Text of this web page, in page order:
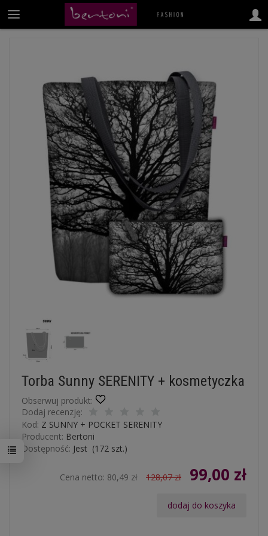
Torba Sunny SERENITY + kosmetyczka
Obserwuj produkt:
Dodaj recenzję:
Kod: Z SUNNY + POCKET SERENITY
Producent: Bertoni
Dostępność: Jest (172 szt.)
Cena netto: 80,49 zł 128,07 zł 99,00 zł
dodaj do koszyka